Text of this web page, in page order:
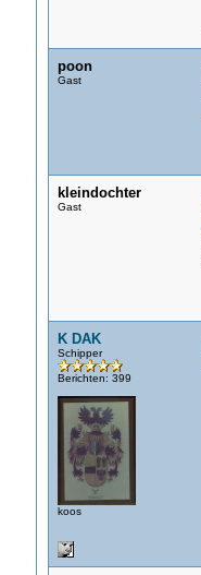
poon
Gast
kleindochter
Gast
K DAK
Schipper
Berichten: 399
koos